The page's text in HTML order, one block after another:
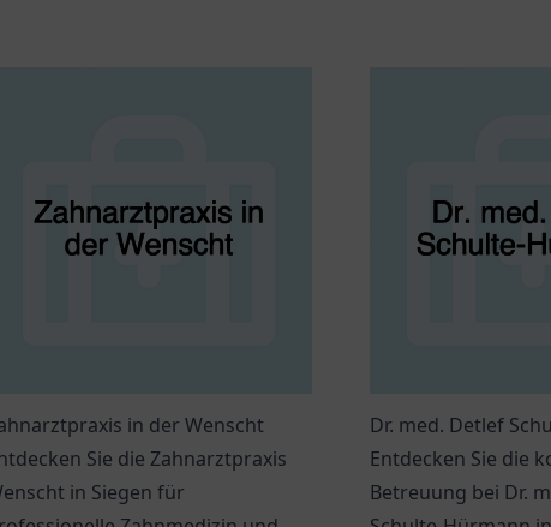
in der Wenscht
Sie die Zahnarztpraxis
in Siegen für
Dr. med. Detlef
Entdecken Sie die
Betreuung bei Dr.